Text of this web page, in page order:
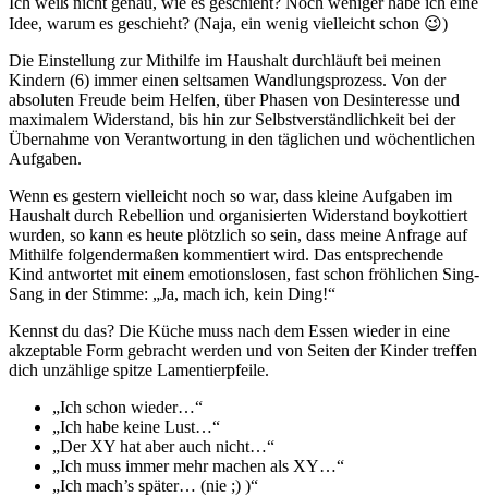
Idee, warum es geschieht? (Naja, ein wenig vielleicht schon 😉)
Die Einstellung zur Mithilfe im Haushalt durchläuft bei meinen
Kindern (6) immer einen seltsamen Wandlungsprozess. Von der
absoluten Freude beim Helfen, über Phasen von Desinteresse und
maximalem Widerstand, bis hin zur Selbstverständlichkeit bei der
Übernahme von Verantwortung in den täglichen und wöchentlichen
Aufgaben.
Wenn es gestern vielleicht noch so war, dass kleine Aufgaben im
Haushalt durch Rebellion und organisierten Widerstand boykottiert
wurden, so kann es heute plötzlich so sein, dass meine Anfrage auf
Mithilfe folgendermaßen kommentiert wird. Das entsprechende
Kind antwortet mit einem emotionslosen, fast schon fröhlichen Sing-
Sang in der Stimme: „Ja, mach ich, kein Ding!“
Kennst du das? Die Küche muss nach dem Essen wieder in eine
akzeptable Form gebracht werden und von Seiten der Kinder treffen
dich unzählige spitze Lamentierpfeile.
„Ich schon wieder…“
„Ich habe keine Lust…“
„Der XY hat aber auch nicht…“
„Ich muss immer mehr machen als XY…“
„Ich mach’s später… (nie ;) )“